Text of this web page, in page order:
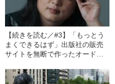
【続きを読む／#3】「もっとう
まくできるはず」出版社の販売
サイトを無断で作ったオードリ
れたワケ